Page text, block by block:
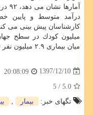
درآمد متوسط و پایین
میلیون كودك در سطح
میان بیماری ۲.۹ میلیون نفر تشخیص داده نمی گردد.
1397/12/10
20:08:09
5.0
/ 5
تگهای خبر:
بیمار